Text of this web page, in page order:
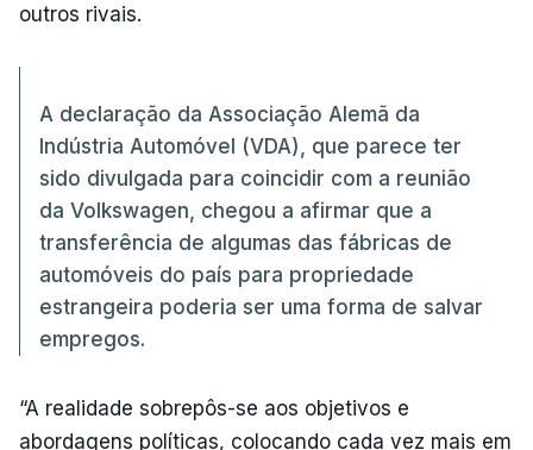
outros rivais.
A declaração da Associação Alemã da
Indústria Automóvel (VDA), que parece ter
sido divulgada para coincidir com a reunião
da Volkswagen, chegou a afirmar que a
transferência de algumas das fábricas de
automóveis do país para propriedade
estrangeira poderia ser uma forma de salvar
empregos.
“A realidade sobrepôs-se aos objetivos e
abordagens políticas, colocando cada vez mais em